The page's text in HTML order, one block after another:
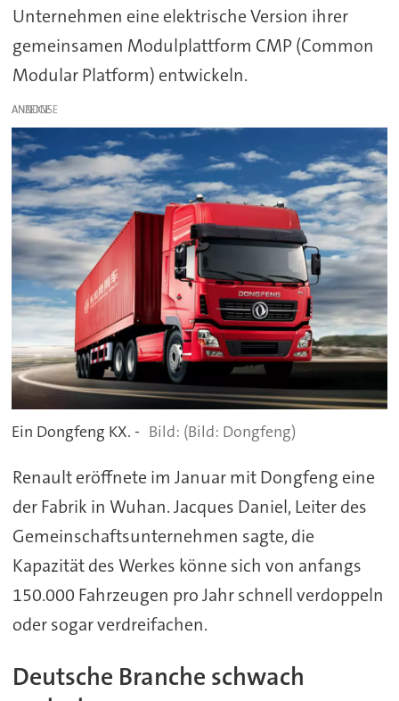
Unternehmen eine elektrische Version ihrer
gemeinsamen Modulplattform CMP (Common
Modular Platform) entwickeln.
ANZEIGE
Ein Dongfeng KX. - (Bild: Dongfeng)
Renault eröffnete im Januar mit Dongfeng eine
der Fabrik in Wuhan. Jacques Daniel, Leiter des
Gemeinschaftsunternehmen sagte, die
Kapazität des Werkes könne sich von anfangs
150.000 Fahrzeugen pro Jahr schnell verdoppeln
oder sogar verdreifachen.
Deutsche Branche schwach